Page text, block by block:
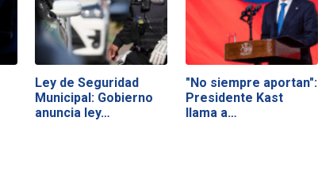
Ley de Seguridad
Municipal: Gobierno
anuncia ley…
"No siempre aportan":
Presidente Kast
llama a…